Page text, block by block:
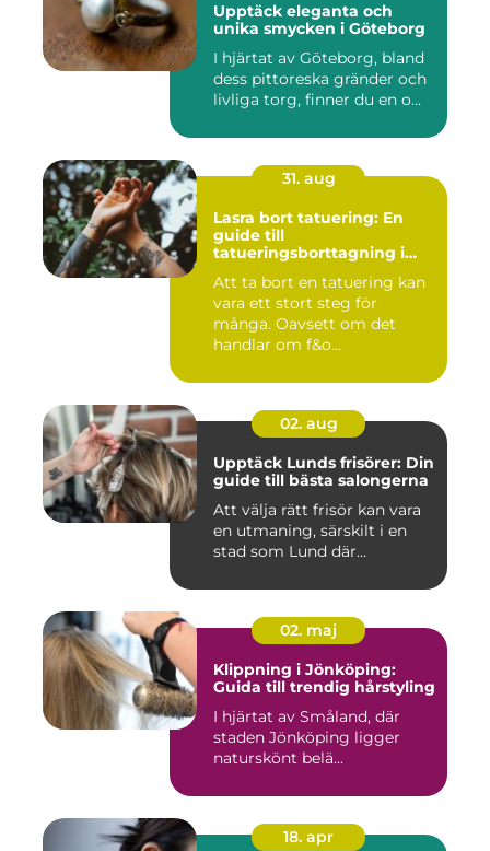
Upptäck eleganta och
unika smycken i Göteborg
I hjärtat av Göteborg, bland
dess pittoreska gränder och
livliga torg, finner du en o...
31. aug
Lasra bort tatuering: En
guide till
tatueringsborttagning i
Att ta bort en tatuering kan
vara ett stort steg för
många. Oavsett om det
handlar om f&o...
02. aug
Upptäck Lunds frisörer: Din
guide till bästa salongerna
Att välja rätt frisör kan vara
en utmaning, särskilt i en
stad som Lund där...
02. maj
Klippning i Jönköping:
Guida till trendig hårstyling
I hjärtat av Småland, där
staden Jönköping ligger
naturskönt belä...
18. apr